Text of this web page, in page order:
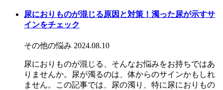
尿におりものが混じる原因と対策！濁った尿が示すサ
インをチェック
その他の悩み 2024.08.10
尿におりものが混じる、そんなお悩みをお持ちではあ
りませんか。尿が濁るのは、体からのサインかもしれ
ません。この記事では、尿の濁り、特に尿におりもの